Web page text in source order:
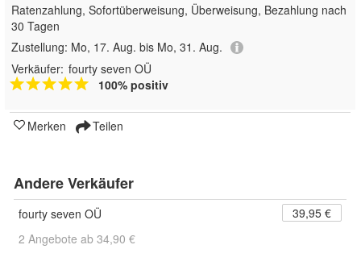
Ratenzahlung, Sofortüberweisung, Überweisung, Bezahlung nach
30 Tagen
Zustellung: Mo, 17. Aug. bis Mo, 31. Aug.
Verkäufer: fourty seven OÜ
100% positiv
Merken Teilen
Andere Verkäufer
fourty seven OÜ
39,95 €
2 Angebote ab 34,90 €